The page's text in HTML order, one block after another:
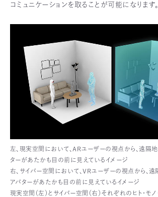
コミュニケーションを取ることが可能になります。
左、現実空間において、ARユーザーの視点から、遠隔
ターがあたかも目の前に見えているイメージ
右、サイバー空間において、VRユーザーの視点から、
アバターがあたかも目の前に見えているイメージ
現実空間（左）とサイバー空間（右）それぞれのヒト・モ